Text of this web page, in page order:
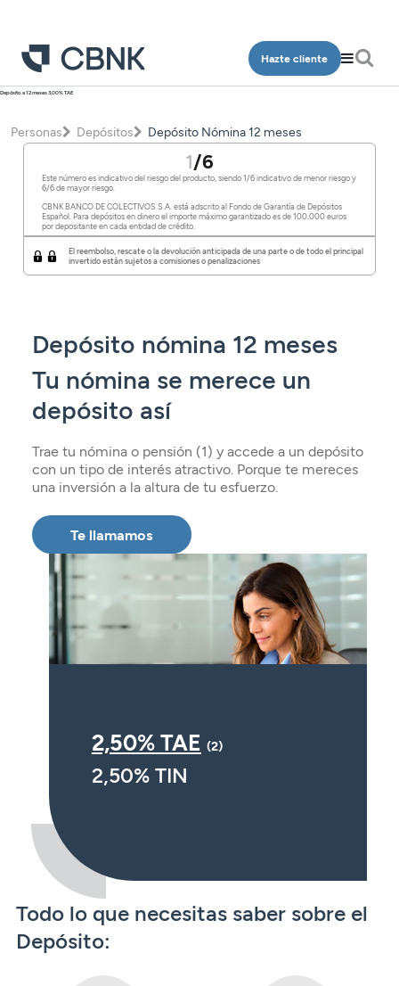
Hazte cliente
Personas
Programa Más CBNK
Depósitos
Financiación
Inversión
Tarjetas
Seguros
Servicios
Empresa
Depósitos
Financiación
Avales
Inversión
Tarjetas
Seguros
Inversión
Planes de pensiones
Ingeniería
Programa Más CBNK
Cuentas
Inversión
Planes de pensiones
Tarjetas
Seguros
Servicios
Expatriados
Salud
Programa Más CBNK Farma
Financiación
Inversión
Planes de pensiones
Tarjetas
Seguros
Servicios
Conócenos
Acceso clientes
Depósito a 12 meses 3,00% TAE
Personas Depósitos Depósito Nómina 12 meses
1/6
Este número es indicativo del riesgo del producto, siendo 1/6 indicativo de menor riesgo y
6/6 de mayor riesgo.
CBNK BANCO DE COLECTIVOS S.A. está adscrito al Fondo de Garantía de Depósitos
Español. Para depósitos en dinero el importe máximo garantizado es de 100.000 euros
por depositante en cada entidad de crédito.
El reembolso, rescate o la devolución anticipada de una parte o de todo el principal
invertido están sujetos a comisiones o penalizaciones
Depósito nómina 12 meses
Tu nómina se merece un
depósito así
Trae tu nómina o pensión (1) y accede a un depósito
con un tipo de interés atractivo. Porque te mereces
una inversión a la altura de tu esfuerzo.
Te llamamos
2,50% TAE (2)
2,50% TIN
Todo lo que necesitas saber sobre el
Depósito: